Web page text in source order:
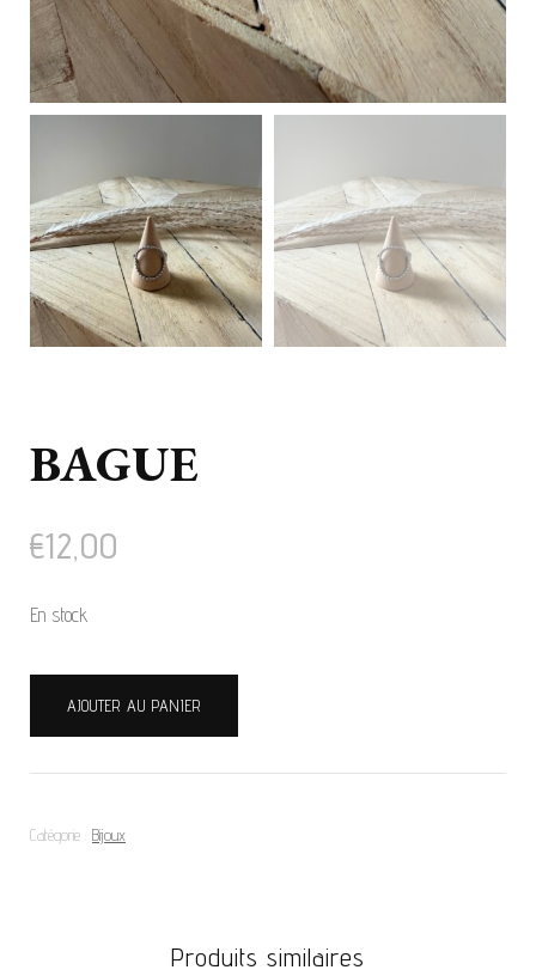
BAGUE
€12,00
En stock
quantité
AJOUTER AU PANIER
Catégorie : Bijoux
Produits similaires